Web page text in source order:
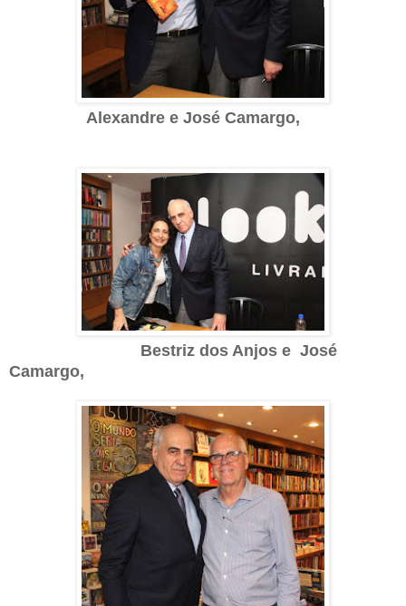
Alexandre e José Camargo,
Bestriz dos Anjos e José
Camargo,